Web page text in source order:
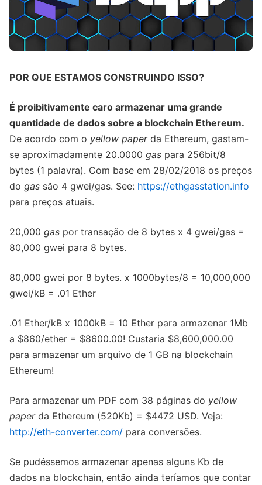
POR QUE ESTAMOS CONSTRUINDO ISSO?
É proibitivamente caro armazenar uma grande
quantidade de dados sobre a blockchain Ethereum.
De acordo com o yellow paperda Ethereum, gastam-
se aproximadamente 20.0000 gas para 256bit/8
bytes (1 palavra). Com base em 28/02/2018 os preços
do gas são 4 gwei/gas. See: https://ethgasstation.info
para preços atuais.
20,000 gas por transação de 8 bytes x 4 gwei/gas =
80,000 gwei para 8 bytes.
80,000 gwei por 8 bytes. x 1000bytes/8 = 10,000,000
gwei/kB = .01 Ether
.01 Ether/kB x 1000kB = 10 Ether para armazenar 1Mb
a $860/ether = $8600.00! Custaria $8,600,000.00
para armazenar um arquivo de 1 GB na blockchain
Ethereum!
Para armazenar um PDF com 38 páginas do yellow
paperda Ethereum (520Kb) = $4472 USD. Veja:
http://eth-converter.com/ para conversões.
Se pudéssemos armazenar apenas alguns Kb de
dados na blockchain, então ainda teríamos que contar